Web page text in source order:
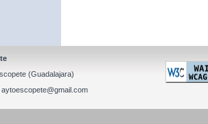
(Guadalajara)